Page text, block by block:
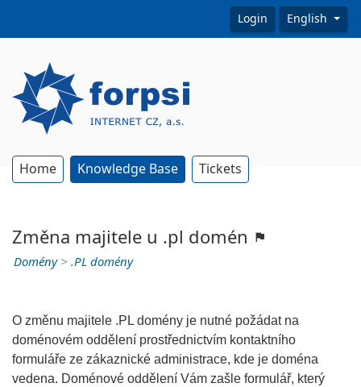
Login English
Home Knowledge Base Tickets
Změna majitele u .pl domén
Domény> .PL domény
O změnu majitele .PL domény je nutné požádat na
doménovém oddělení prostřednictvím kontaktního
formuláře ze zákaznické administrace, kde je doména
vedena. Doménové oddělení Vám zašle formulář, který